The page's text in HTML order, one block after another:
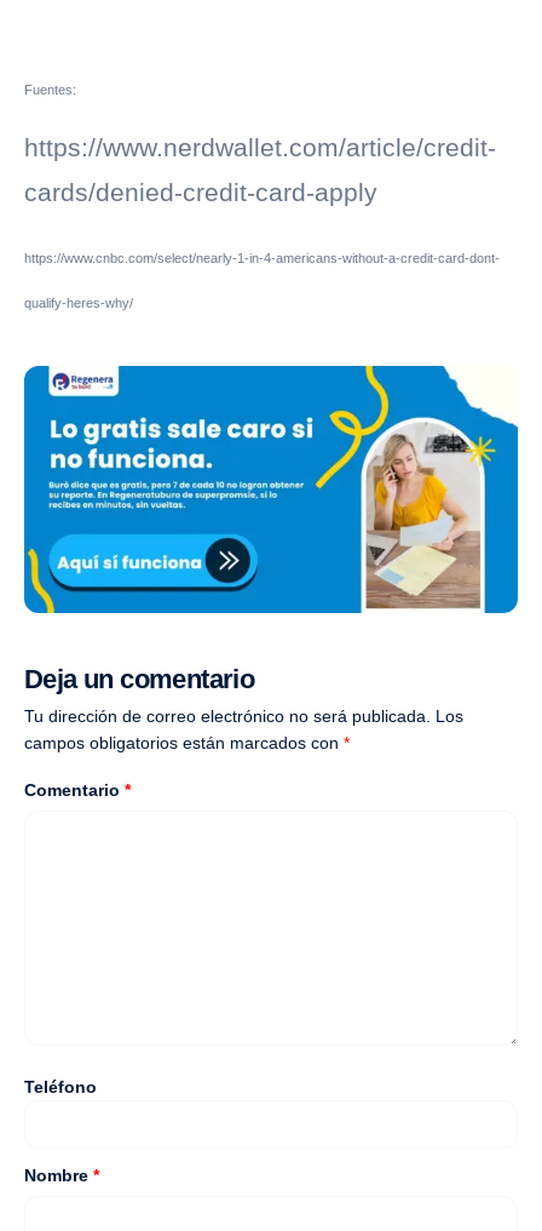
Fuentes:
https://www.nerdwallet.com/article/credit-
cards/denied-credit-card-apply
https://www.cnbc.com/select/nearly-1-in-4-americans-without-a-credit-card-dont-
qualify-heres-why/
Deja un comentario
Tu dirección de correo electrónico no será publicada.
Los
campos obligatorios están marcados con *
Comentario *
Teléfono
Nombre *